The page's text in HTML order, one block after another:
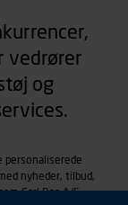
vedrører
og
personaliserede
nyheder, tilbud,
Carl Ras A/S